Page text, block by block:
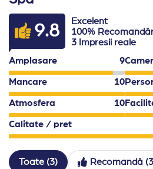
Informatii suplimentare:
-Hotelul accepta animalele
*stapanii de animalute se pot
-Fumatul este interzis in
-Check-in la ora 14:00, check-
-Sezlongurile nu pot fi
-Nu este permisa iesirea din
-Un cod vestimentar adecvat
9.8
Excelent
100%
3 Impresii reale
Amplasare
9
Mancare 10
Atmosfera 10
Calitate / pret
Toate (3) Recomandă